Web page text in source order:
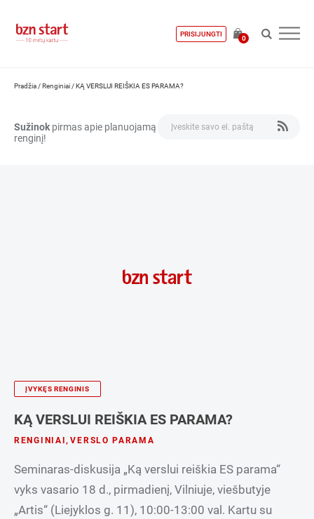
PRISIJUNGTI
0
Pradžia /Renginiai /KĄ VERSLUI REIŠKIA ES PARAMA?
Sužinok pirmas apie planuojamą
renginį!
ĮVYKĘS RENGINIS
KĄ VERSLUI REIŠKIA ES PARAMA?
RENGINIAI,VERSLO PARAMA
Seminaras-diskusija „Ką verslui reiškia ES parama“
vyks vasario 18 d., pirmadienį, Vilniuje, viešbutyje
„Artis“ (Liejyklos g. 11), 10:00-13:00 val. Kartu su